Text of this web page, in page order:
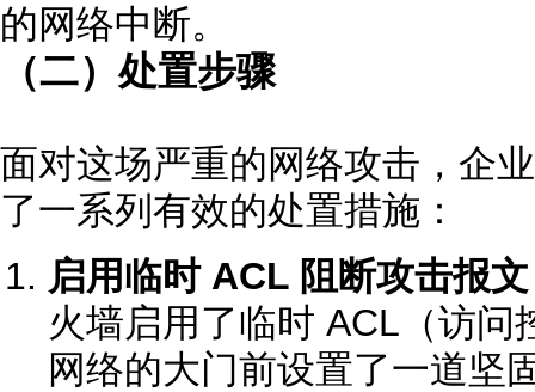
的网络中断。
（二）处置步骤
面对这场严重的网络攻击，企
了一系列有效的处置措施：
启用临时 ACL 阻断攻击报文
火墙启用了临时 ACL（访问
网络的大门前设置了一道坚